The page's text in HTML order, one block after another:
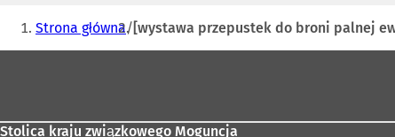
Jesteś
tutaj:
Strona główna [wystawa przepustek do broni palnej
Stolica kraju związkowego Moguncja